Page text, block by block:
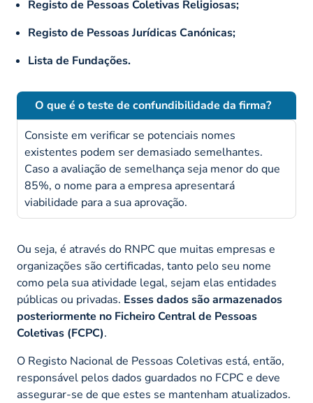
Registo de Pessoas Coletivas Religiosas;
Registo de Pessoas Jurídicas Canónicas;
Lista de Fundações.
O que é o teste de confundibilidade da firma?
Consiste em verificar se potenciais nomes
existentes podem ser demasiado semelhantes.
Caso a avaliação de semelhança seja menor do que
85%, o nome para a empresa apresentará
viabilidade para a sua aprovação.
Ou seja, é através do RNPC que muitas empresas e
organizações são certificadas, tanto pelo seu nome
como pela sua atividade legal, sejam elas entidades
públicas ou privadas. Esses dados são armazenados
posteriormente no Ficheiro Central de Pessoas
Coletivas (FCPC).
O Registo Nacional de Pessoas Coletivas está, então,
responsável pelos dados guardados no FCPC e deve
assegurar-se de que estes se mantenham atualizados.